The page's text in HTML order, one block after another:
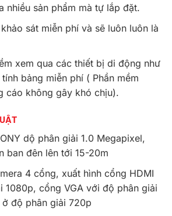
nhiều sản phẩm mà tự lắp đặt.
sát miễn phí và sẽ luôn luôn là
xem qua các thiết bị di động như
bảng miễn phí ( Phần mềm
cáo không gây khó chịu).
dộ phân giải 1.0 Megapixel,
ban đên lên tới 15-20m
4 cổng, xuất hình cổng HDMI
1080p, cổng VGA với độ phân giải
độ phân giải 720p